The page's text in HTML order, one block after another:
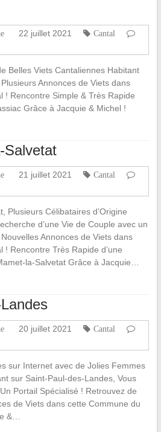
22 juillet 2021
Cantal
Belles Viets Cantaliennes Habitant
Annonces de Viets dans
! Rencontre Simple & Très Rapide
Grâce à Jacquie & Michel !
Salvetat
21 juillet 2021
Cantal
Plusieurs Célibataires d’Origine
d’une Vie de Couple avec un
Annonces de Viets dans
Rencontre Très Rapide d’une
la-Salvetat Grâce à Jacquie…
20 juillet 2021
Cantal
sur Internet avec de Jolies Femmes
sur Saint-Paul-des-Landes, Vous
Portail Spécialisé ! Retrouvez de
de Viets dans cette Commune du
&…